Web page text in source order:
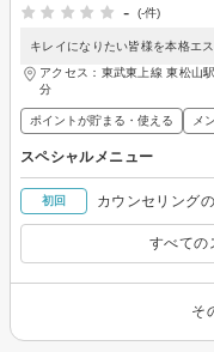
-
(-件)
キレイになりたい皆様を本格エ
アクセス：東武東上線 東松山
分
ポイントが貯まる・使える メ
スペシャルメニュー
初回 カウンセリング
すべての
そ